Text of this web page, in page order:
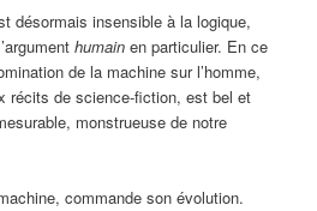
désormais insensible à la logique,
humain en particulier. En ce
de la machine sur l’homme,
récits de science-fiction, est bel et
monstrueuse de notre
commande son évolution.